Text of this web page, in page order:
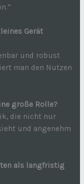
Gerät
und robust
man den Nutzen
große Rolle?
die nicht nur
und angenehm
als langfristig